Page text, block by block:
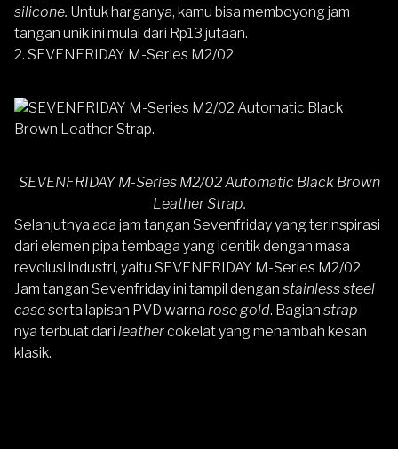
silicone. Untuk harganya, kamu bisa memboyong jam
tangan unik ini mulai dari Rp13 jutaan.
2. SEVENFRIDAY M-Series M2/02
SEVENFRIDAY M-Series M2/02 Automatic Black Brown
Leather Strap.
Selanjutnya ada jam tangan Sevenfriday yang terinspirasi
dari elemen pipa tembaga yang identik dengan masa
revolusi industri, yaitu SEVENFRIDAY M-Series M2/02.
Jam tangan Sevenfriday ini tampil dengan stainless steel
caseserta lapisan PVD warna rose gold. Bagian strap-
nya terbuat dari leathercokelat yang menambah kesan
klasik.